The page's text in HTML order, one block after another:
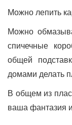
Можно лепить
Можно
спичечные
общей
домами делать
В общем из
ваша фантазия